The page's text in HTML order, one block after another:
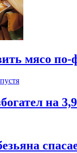
мясо
на